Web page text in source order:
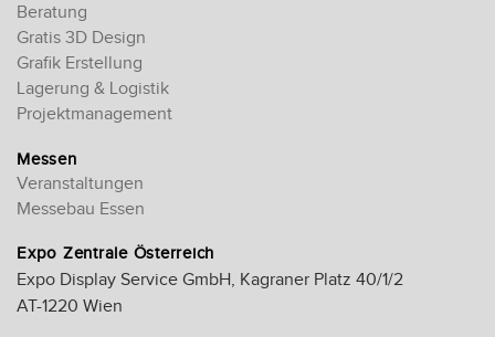
Beratung
Gratis 3D Design
Grafik Erstellung
Lagerung & Logistik
Projektmanagement
Messen
Veranstaltungen
Messebau Essen
Expo Zentrale Österreich
Expo Display Service GmbH, Kagraner Platz 40/1/2
AT-1220 Wien